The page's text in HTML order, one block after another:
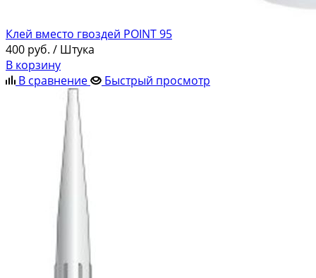
Клей вместо гвоздей POINT 95
400 руб. / Штука
В корзину
В сравнение
Быстрый просмотр